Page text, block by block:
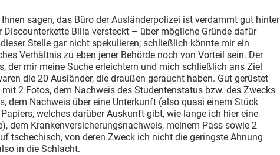
sagen, das Büro der Ausländerpolizei ist verdammt gut hinter
Discounterkette Billa versteckt – über mögliche Gründe dafür
Stelle gar nicht spekulieren; schließlich könnte mir ein
Verhältnis zu eben jener Behörde noch von Vorteil sein. Der
der mir meine Suche erleichtern und mich schließlich ans Ziel
die 20 Ausländer, die draußen geraucht haben. Gut gerüstet
2 Fotos, dem Nachweis des Studentenstatus bzw. des Zwecks
dem Nachweis über eine Unterkunft (also quasi einem Stück
welches darüber Auskunft gibt, wie lange ich hier eine
dem Krankenversicherungsnachweis, meinem Pass sowie 2
tschechisch, von deren Zweck ich nicht die geringste Ahnung
in die Schlacht.